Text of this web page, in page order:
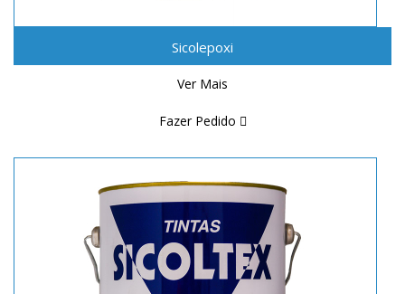
Sicolepoxi
Ver Mais
Fazer Pedido